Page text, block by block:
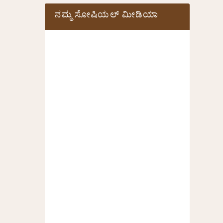
ನಮ್ಮ ಸೋಷಿಯಲ್‌ ಮೀಡಿಯಾ